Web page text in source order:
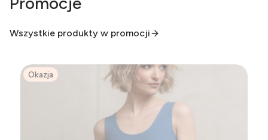
Wszystkie produkty w promocji
Okazja